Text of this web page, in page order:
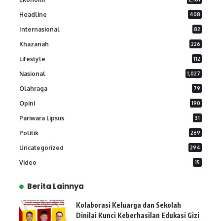
Headline 408
Internasional 82
Khazanah 226
Lifestyle 112
Nasional 1,027
Olahraga 79
Opini 190
Pariwara Lipsus 31
Politik 269
Uncategorized 294
Video 15
Berita Lainnya
Kolaborasi Keluarga dan Sekolah
Dinilai Kunci Keberhasilan Edukasi Gizi